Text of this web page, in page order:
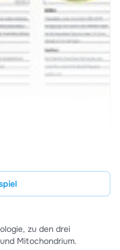
zu den drei
Mitochondrium.